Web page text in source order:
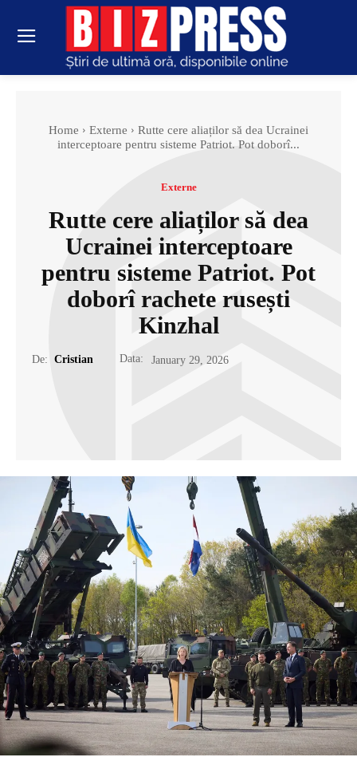
Home Externe
Rutte cere aliaților să dea Ucrainei
interceptoare pentru sisteme Patriot. Pot doborî...
Externe
Rutte cere aliaților să dea
Ucrainei interceptoare
pentru sisteme Patriot. Pot
doborî rachete rusești
Kinzhal
De: Cristian Data: January 29, 2026